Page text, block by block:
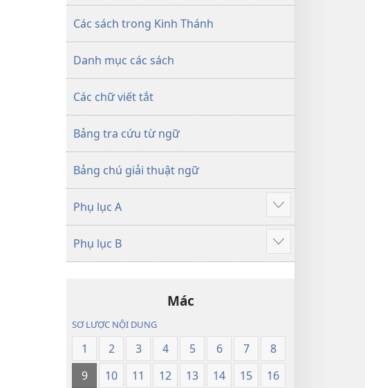
Thánh
—
Bản
dịch
Thế
—
Bản
dịch
Giới
Các sách trong Kinh Thánh
Danh mục các sách
Các chữ viết tắt
Bảng tra cứu từ ngữ
Bảng chú giải thuật ngữ
Phụ lục A
Hiển
thị
thêm
Phụ lục B
Hiển
thị
Mác
SƠ LƯỢC NỘI DUNG
1 2 3 4 5 6 7
8
9
10 11 12 13 14 15 16